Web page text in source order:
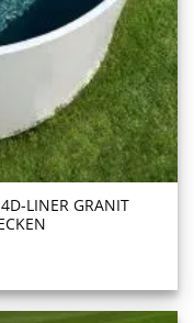
LINER GRANIT